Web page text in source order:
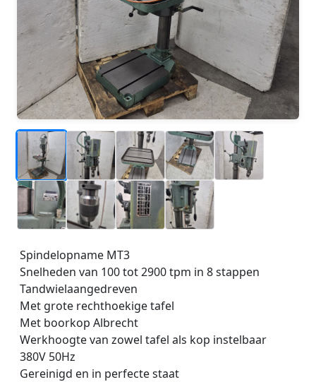
_
_
_
_
_
Spindelopname MT3
Snelheden van 100 tot 2900 tpm in 8 stappen
Tandwielaangedreven
Met grote rechthoekige tafel
Met boorkop Albrecht
Werkhoogte van zowel tafel als kop instelbaar
380V 50Hz
Gereinigd en in perfecte staat